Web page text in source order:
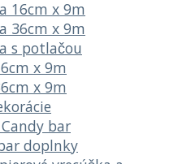
16cm x 9m
36cm x 9m
s potlačou
x 9m
x 9m
bar
doplnky